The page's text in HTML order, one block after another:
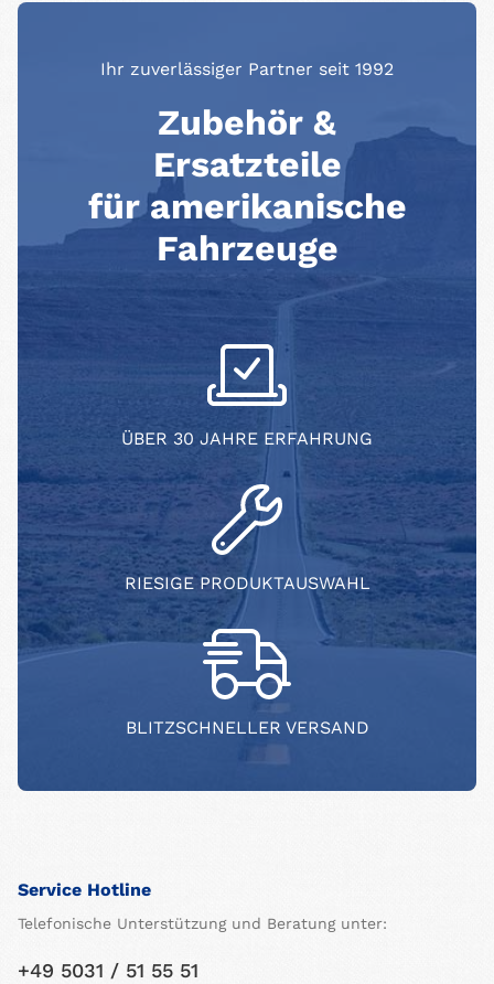
Ihr zuverlässiger Partner seit 1992
Zubehör &
Ersatzteile
für amerikanische
Fahrzeuge
ÜBER 30 JAHRE ERFAHRUNG
RIESIGE PRODUKTAUSWAHL
BLITZSCHNELLER VERSAND
Service Hotline
Telefonische Unterstützung und Beratung unter:
+49 5031 / 51 55 51